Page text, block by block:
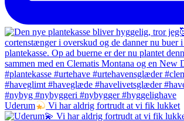
Uderum Vi har aldrig fortrudt at vi fik lukket